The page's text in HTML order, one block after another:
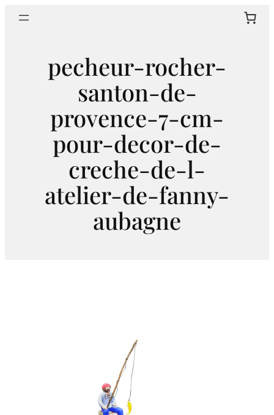
Aller
pecheur-rocher-
santon-de-
provence-7-cm-
pour-decor-de-
creche-de-l-
atelier-de-fanny-
aubagne